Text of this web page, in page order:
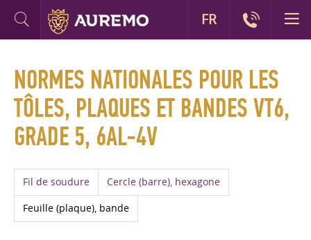
NORMES NATIONALES POUR LES
TÔLES, PLAQUES ET BANDES VT6,
GRADE 5, 6AL-4V
Fil de soudure Cercle (barre), hexagone
Feuille (plaque), bande
FR